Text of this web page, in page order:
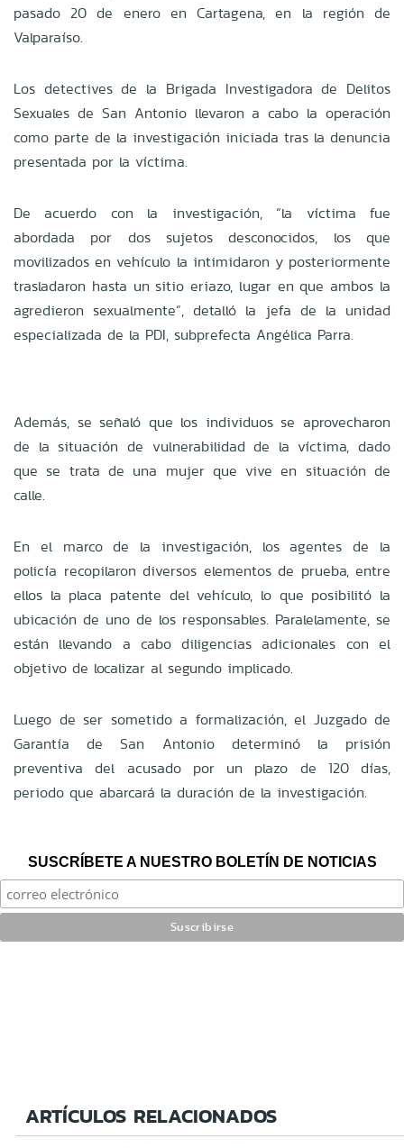
pasado 20 de enero en Cartagena, en la región de
Valparaíso.
Los detectives de la Brigada Investigadora de Delitos
Sexuales de San Antonio llevaron a cabo la operación
como parte de la investigación iniciada tras la denuncia
presentada por la víctima.
De acuerdo con la investigación, “la víctima fue
abordada por dos sujetos desconocidos, los que
movilizados en vehículo la intimidaron y posteriormente
trasladaron hasta un sitio eriazo, lugar en que ambos la
agredieron sexualmente”, detalló la jefa de la unidad
especializada de la PDI, subprefecta Angélica Parra.
Además, se señaló que los individuos se aprovecharon
de la situación de vulnerabilidad de la víctima, dado
que se trata de una mujer que vive en situación de
calle.
En el marco de la investigación, los agentes de la
policía recopilaron diversos elementos de prueba, entre
ellos la placa patente del vehículo, lo que posibilitó la
ubicación de uno de los responsables. Paralelamente, se
están llevando a cabo diligencias adicionales con el
objetivo de localizar al segundo implicado.
Luego de ser sometido a formalización, el Juzgado de
Garantía de San Antonio determinó la prisión
preventiva del acusado por un plazo de 120 días,
periodo que abarcará la duración de la investigación.
SUSCRÍBETE A NUESTRO BOLETÍN DE NOTICIAS
ARTÍCULOS RELACIONADOS